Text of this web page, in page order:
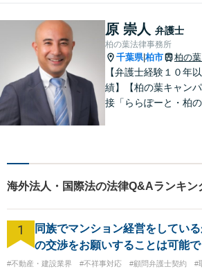
私的整理も取扱い可能
債務に関する初回相談
です。
原 崇人 弁護士
柏の葉法律事務所
千葉県|柏市 柏の
【弁護士経験１０年
績】【柏の葉キャン
接「ららぽーと・柏の
海外法人・国際法の法律Q&Aランキン
1
同族でマンション経営をしてい
の交渉をお願いすることは可能
#不動産・建設業界 #不祥事対応 #顧問弁護士契約
#